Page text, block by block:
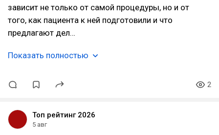
зависит не только от самой процедуры, но и от
того, как пациента к ней подготовили и что
предлагают дел…
Показать полностью
2
Топ рейтинг 2026
5 авг